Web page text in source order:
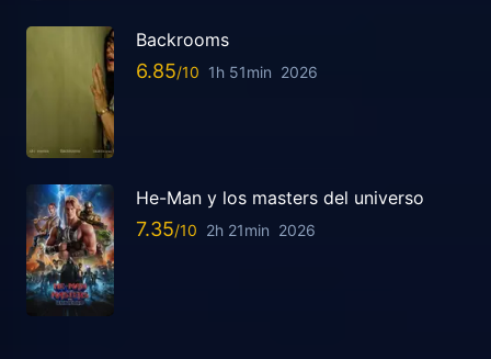
Backrooms
6.85 1h 51min 2026
He-Man y los masters del universo
7.35 2h 21min 2026